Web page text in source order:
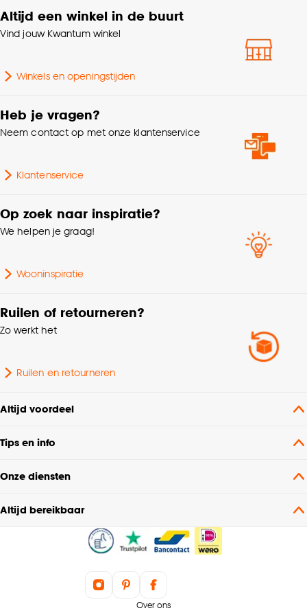
klikken.
Goed om te weten is dat je deze keuze altijd nog
cookieverklaring.
Hoogte 8.5 CM
Type mok Koffie, Cappuccino
Doorsnede
Breedte
Inhoud in ml
Altijd een winkel in de buurt
Vind jouw Kwantum winkel
Winkels en openingstijden
Heb je vragen?
Neem contact op met onze klantenservice
Klantenservice
Op zoek naar inspiratie?
We helpen je graag!
Wooninspiratie
Ruilen of retourneren?
Zo werkt het
Ruilen en retourneren
Altijd voordeel
Tips en info
Onze diensten
Altijd bereikbaar
Over ons